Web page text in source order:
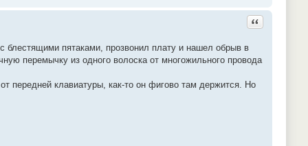
Ответить с
пятаками, прозвонил плату и нашел обрыв в
перемычку из одного волоска от многожильного провода
передней клавиатуры, как-то он фигово там держится. Но